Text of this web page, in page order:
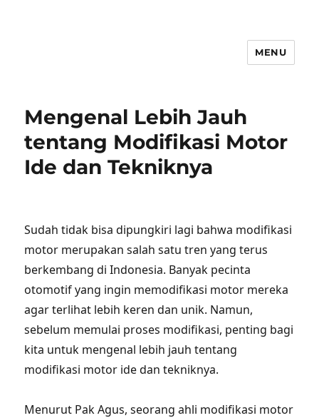
MENU
Mengenal Lebih Jauh
tentang Modifikasi Motor
Ide dan Tekniknya
Sudah tidak bisa dipungkiri lagi bahwa modifikasi
motor merupakan salah satu tren yang terus
berkembang di Indonesia. Banyak pecinta
otomotif yang ingin memodifikasi motor mereka
agar terlihat lebih keren dan unik. Namun,
sebelum memulai proses modifikasi, penting bagi
kita untuk mengenal lebih jauh tentang
modifikasi motor ide dan tekniknya.
Menurut Pak Agus, seorang ahli modifikasi motor